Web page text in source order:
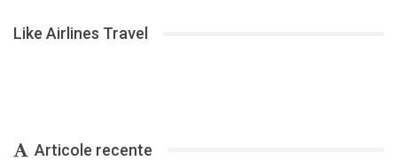
Like Airlines Travel
Articole recente